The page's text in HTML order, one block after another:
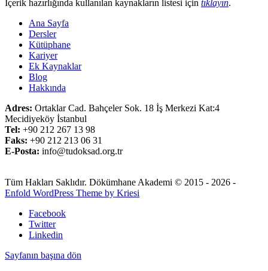
İçerik hazırlığında kullanılan kaynakların listesi için tıklayın.
Ana Sayfa
Dersler
Kütüphane
Kariyer
Ek Kaynaklar
Blog
Hakkında
Adres: Ortaklar Cad. Bahçeler Sok. 18 İş Merkezi Kat:4
Mecidiyeköy İstanbul
Tel: +90 212 267 13 98
Faks: +90 212 213 06 31
E-Posta: info@tudoksad.org.tr
Tüm Hakları Saklıdır. Dökümhane Akademi © 2015 - 2026 -
Enfold WordPress Theme by Kriesi
Facebook
Twitter
Linkedin
Sayfanın başına dön